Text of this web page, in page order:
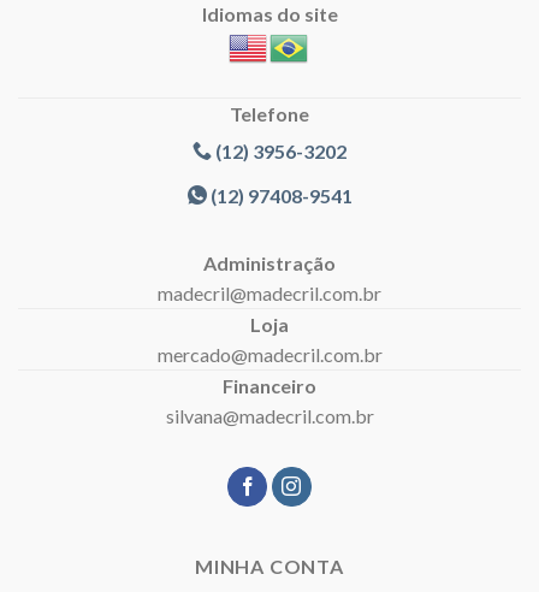
Idiomas do site
Telefone
(12) 3956-3202
(12) 97408-9541
Administração
madecril@madecril.com.br
Loja
mercado@madecril.com.br
Financeiro
silvana@madecril.com.br
MINHA CONTA